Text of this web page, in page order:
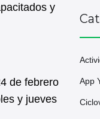
y
de febrero
y jueves
App